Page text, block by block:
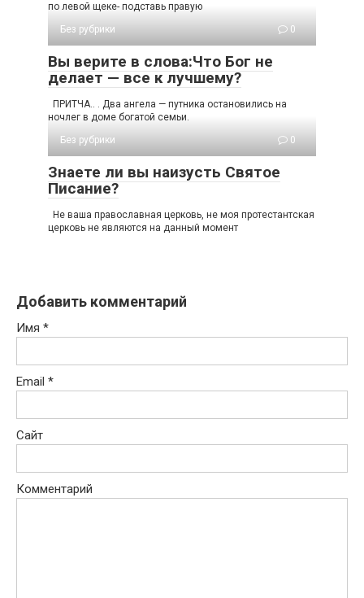
по левой щеке- подставь правую
Без рубрики
0
Вы верите в слова:Что Бог не
делает — все к лучшему?
ПРИТЧА.. . Два ангела — путника остановились на
ночлег в доме богатой семьи.
Без рубрики
0
Знаете ли вы наизусть Святое
Писание?
Не ваша православная церковь, не моя протестантская
церковь не являются на данный момент
Добавить комментарий
Имя *
Email *
Сайт
Комментарий